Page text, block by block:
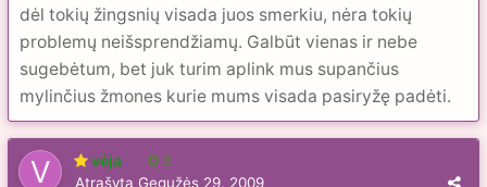
dėl tokių žingsnių visada juos smerkiu, nėra tokių
problemų neišsprendžiamų. Galbūt vienas ir nebe
sugebėtum, bet juk turim aplink mus supančius
mylinčius žmones kurie mums visada pasiryžę padėti.
vėja 2
Atrašyta Gegužės 29, 2009